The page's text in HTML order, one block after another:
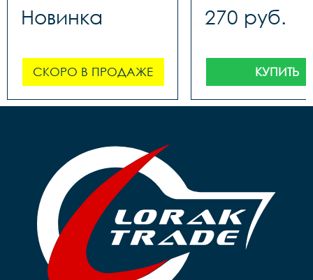
Новинка
СКОРО В ПРОДАЖЕ
270 руб.
КУПИТЬ